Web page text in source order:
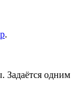
.
Задаётся одним